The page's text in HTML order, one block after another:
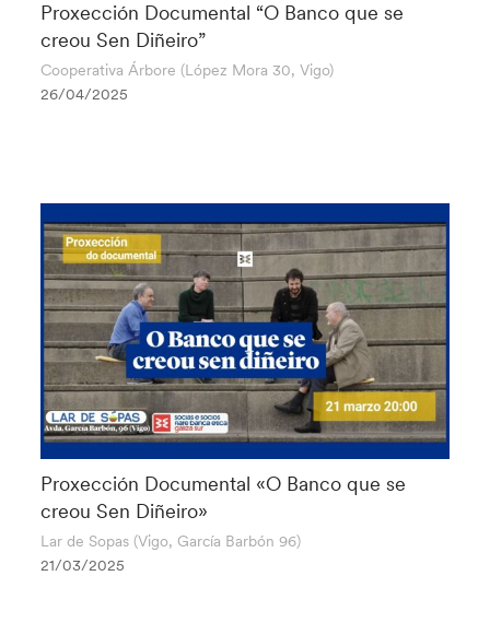
Proxección Documental “O Banco que se
creou Sen Diñeiro”
Cooperativa Árbore (López Mora 30, Vigo)
26/04/2025
Proxección Documental «O Banco que se
creou Sen Diñeiro»
Lar de Sopas (Vigo, García Barbón 96)
21/03/2025